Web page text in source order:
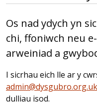
Os nad ydych yn
chi, ffoniwch neu
arweiniad a
I sicrhau eich lle ar y
admin@dysgubro.org.uk
dulliau isod.